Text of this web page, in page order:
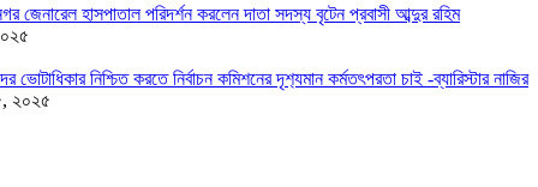
জেনারেল হাসপাতাল পরিদর্শন করলেন দাতা সদস্য বৃটেন প্রবাসী আব্দুর রহিম
ভোটাধিকার নিশ্চিত করতে নির্বাচন কমিশনের দৃশ‍্যমান কর্মতৎপরতা চাই -ব্যারিস্টার নাজির
২০২৫